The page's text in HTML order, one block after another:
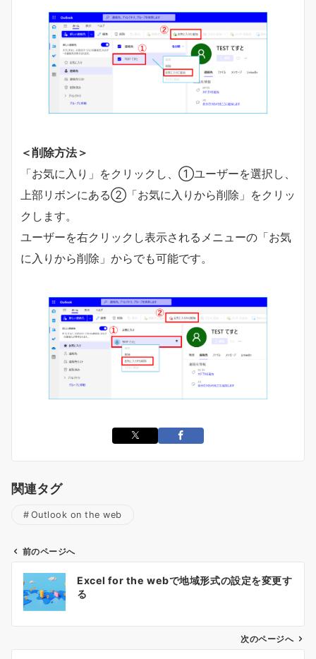
＜削除方法＞
「お気に入り」をクリックし、①ユーザーを選択し、
上部リボンにある②「お気に入りから削除」をクリッ
クします。
ユーザーを右クリックし表示されるメニューの「お気
に入りから削除」からでも可能です。
関連タグ
Outlook on the web
前のページへ
Excel for the webで地域形式の設定を変更す
る
次のページへ